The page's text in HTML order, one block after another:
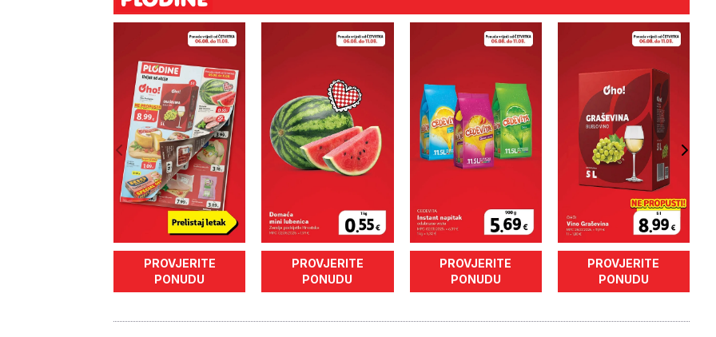
PROVJERITE
PONUDU
PROVJERITE
PONUDU
PROVJERITE
PONUDU
PROVJERITE
PONUDU